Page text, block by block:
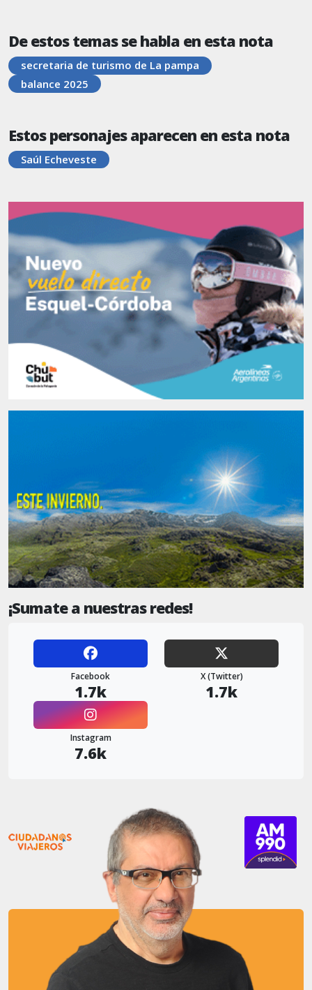
De estos temas se habla en esta nota
secretaria de turismo de La pampa
balance 2025
Estos personajes aparecen en esta nota
Saúl Echeveste
¡Sumate a nuestras redes!
Facebook
1.7k
X (Twitter)
1.7k
Instagram
7.6k